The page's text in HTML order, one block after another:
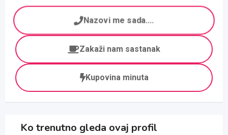
Nazovi me sada....
Zakaži nam sastanak
Kupovina minuta
Ko trenutno gleda ovaj profil